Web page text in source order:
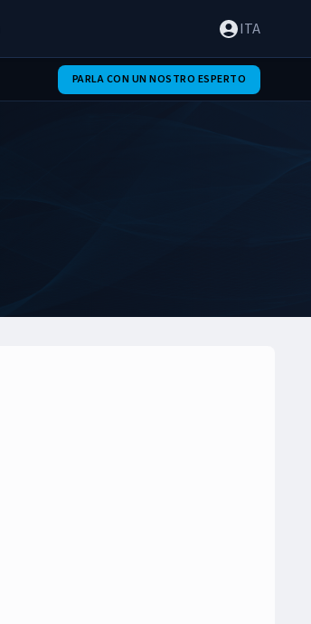
ITA
PARLA CON UN NOSTRO ESPERTO